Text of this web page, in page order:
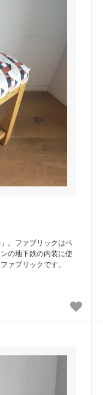
。ファブリックはベ
の地下鉄の内装に使
ァブリックです。